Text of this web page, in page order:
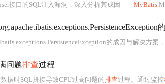
接口的SQL注入漏洞，深入分析其成因——MyBatis
的
的成因与解决方案
问题排查过程
据时SQL拼接导致CPU过高问题的排查过程。通过监控